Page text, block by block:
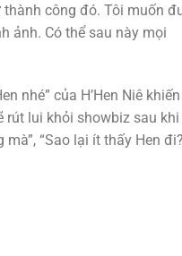
công đó. Tôi muốn
ảnh. Có thể sau này mọi
nhé” của H’Hen Niê khiến
rút lui khỏi showbiz sau khi
“Sao lại ít thấy Hen